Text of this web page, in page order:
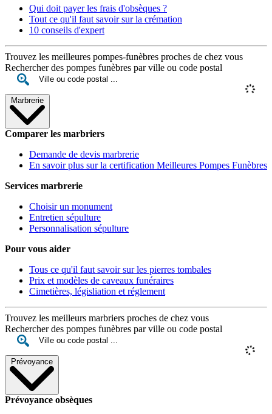
Qui doit payer les frais d'obsèques ?
Tout ce qu'il faut savoir sur la crémation
10 conseils d'expert
Trouvez les meilleures pompes-funèbres proches de chez vous
Rechercher des pompes funèbres par ville ou code postal
Marbrerie
Comparer les marbriers
Demande de devis marbrerie
En savoir plus sur la certification Meilleures Pompes Funèbres
Services marbrerie
Choisir un monument
Entretien sépulture
Personnalisation sépulture
Pour vous aider
Tous ce qu'il faut savoir sur les pierres tombales
Prix et modèles de caveaux funéraires
Cimetières, législiation et réglement
Trouvez les meilleurs marbriers proches de chez vous
Rechercher des pompes funèbres par ville ou code postal
Prévoyance
Prévoyance obsèques